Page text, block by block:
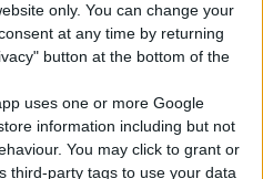
only. You can change your
at any time by returning
button at the bottom of the
uses one or more Google
information including but not
You may click to grant or
third-party tags to use your data
συνέντευξη που ακολουθεί, η
σοβαρή ψυχική διαταραχή, με
και έντονο αντίκτυπο όχι
στις οικογένειές τους. Η
στη θεραπεία θεωρείται
συχνά βιώνουν αυξημένη